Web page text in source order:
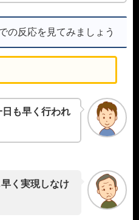
の反応を見てみましょう
も早く行われ
く実現しなけ